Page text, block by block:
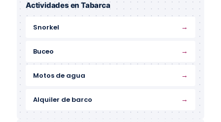
Actividades en Tabarca
Snorkel →
Buceo →
Motos de agua →
Alquiler de barco →